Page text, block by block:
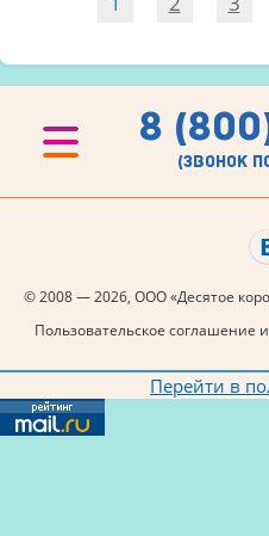
8
(звонок
© 2008 — 2026, ООО «Десятое
Пользовательское соглашение
Перейти в